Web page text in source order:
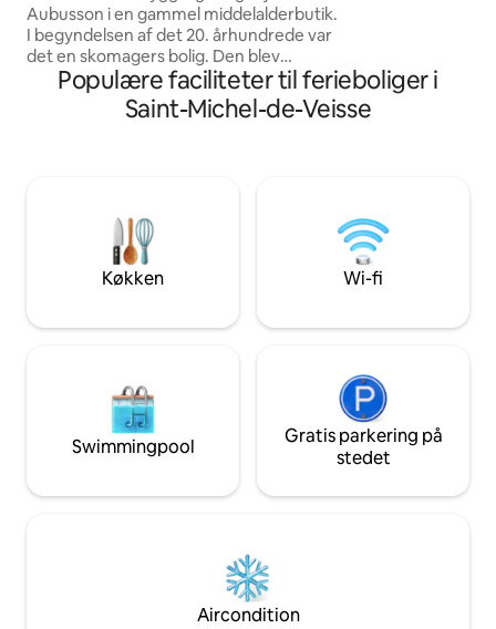
Aubusson i en gammel middelalderbutik.
I begyndelsen af det 20. århundrede var
det en skomagers bolig. Den blev
renoveret med god smag i 2025 og
tilbyder sine midlertidige beboere
komfort og førsteklasses indretning.
sengetøj medfølger,
velkomstprodukter. Perfekt til et
hyggeligt ophold i gobelinens
hovedstad, som du kan besøge til fods.
Populære faciliteter til ferieboliger i
Saint-Michel-de-Veisse
Køkken Wi-fi
Swimmingpool
Gratis parkering på
stedet
Aircondition